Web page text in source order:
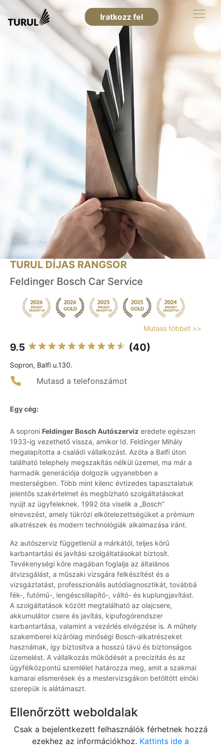
Iratkozz fel
TURUL DÍJAS RANGSOR
Feldinger Bosch Car Service
Mutass többet >>
9.5 (40)
Sopron, Balfi u.130.
Mutasd a telefonszámot
Egy cég:
A soproni Feldinger Bosch Autószerviz eredete egészen
1933-ig vezethető vissza, amikor Id. Feldinger Mihály
megalapította a családi vállalkozást. Azóta a Balfi úton
található telephely megszakítás nélkül üzemel, ma már a
harmadik generációja dolgozik ugyanebben a
mesterségben. Több mint kilenc évtizedes tapasztalatuk
jelentős szakértelmet és megbízható szolgáltatásokat
nyújt az ügyfeleknek. 1992 óta viselik a „Bosch”
elnevezést, amely tükrözi elkötelezettségüket a prémium
alkatrészek és modern technológiák alkalmazása iránt.
Az autószerviz függetlenül a márkától, teljes körű
karbantartási és javítási szolgáltatásokat biztosít.
Tevékenységi köre magában foglalja az általános
átvizsgálást, a műszaki vizsgára felkészítést és a
vizsgáztatást, professzionális autódiagnosztikát, továbbá
fék-, futómű-, lengéscsillapító-, váltó- és kuplungjavítást.
A szolgáltatások között megtalálható az olajcsere,
akkumulátor csere és javítás, kipufogórendszer
karbantartása, valamint a vezérlés elvégzése is. A műhely
szakemberei kizárólag minőségi Bosch-alkatrészeket
használnak, így biztosítva a hosszú távú és biztonságos
üzemelést. A vállalkozás működését a precizitás és az
ügyfélközpontú szemlélet határozza meg, amit a szakmai
kamarai elismerések és a mestervizsgákon betöltött elnöki
szerepük is alátámaszt.
Ellenőrzött weboldalak
Csak a bejelentkezett felhasználók férhetnek hozzá
ezekhez az információkhoz. Kattints ide a